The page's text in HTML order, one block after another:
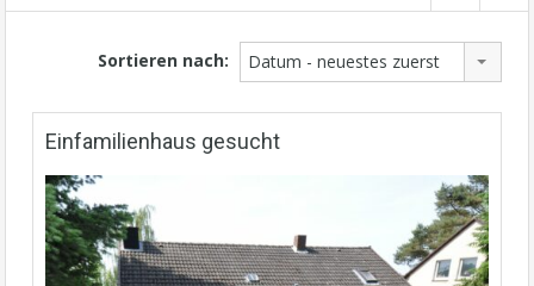
Sortieren nach: Datum - neuestes zuerst
Einfamilienhaus gesucht